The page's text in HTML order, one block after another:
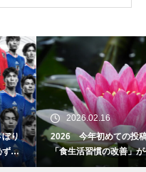
2026.02.16
2026 今年初めての投稿・・・
「食生活習慣の改善」が今年のテ
ーマです。